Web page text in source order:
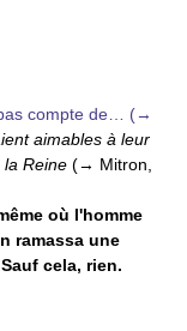
compte de… (→
aimables à leur
la Reine (→ Mitron,
où l'homme
ramassa une
cela, rien.